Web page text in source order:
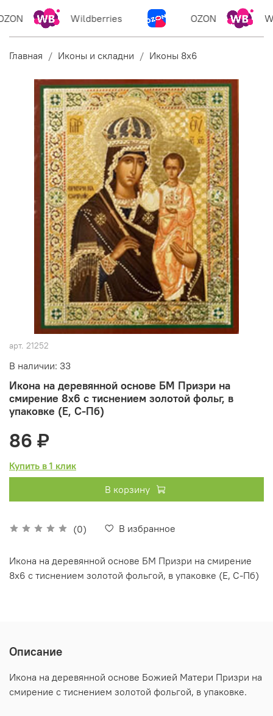
Wildberries OZON
Главная Иконы и складни Иконы 8х6
арт. 21252
В наличии: 33
Икона на деревянной основе БМ Призри на
смирение 8х6 с тиснением золотой фольг, в
упаковке (Е, С-Пб)
(0) В избранное
86 ₽
Купить в 1 клик
В корзину
Икона на деревянной основе БМ Призри на смирение
8х6 с тиснением золотой фольгой, в упаковке (Е, С-Пб)
Описание
Икона на деревянной основе Божией Матери Призри на
смирение с тиснением золотой фольгой, в упаковке.